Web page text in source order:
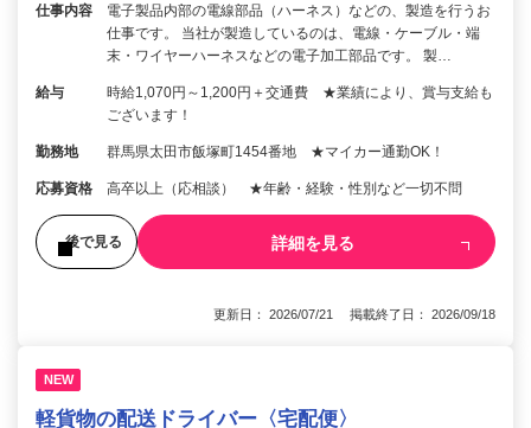
仕事内容
電子製品内部の電線部品（ハーネス）などの、製造を行うお
仕事です。 当社が製造しているのは、電線・ケーブル・端
末・ワイヤーハーネスなどの電子加工部品です。 製…
給与
時給1,070円～1,200円＋交通費 ★業績により、賞与支給も
ございます！
勤務地 群馬県太田市飯塚町1454番地 ★マイカー通勤OK！
応募資格 高卒以上（応相談） ★年齢・経験・性別など一切不問
後で見る 詳細を見る
更新日： 2026/07/21 掲載終了日： 2026/09/18
NEW
軽貨物の配送ドライバー〈宅配便〉